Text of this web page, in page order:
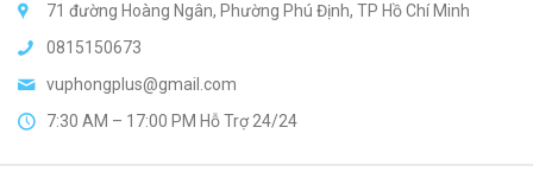
71 đường Hoàng Ngân, Phường Phú Định, TP Hồ Chí Minh
0815150673
vuphongplus@gmail.com
7:30 AM – 17:00 PM Hỗ Trợ 24/24